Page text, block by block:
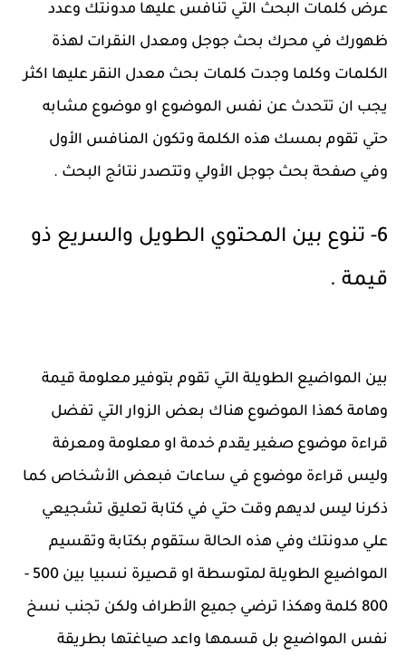
عرض كلمات البحث التي تنافس عليها مدونتك وعدد
ظهورك في محرك بحث جوجل ومعدل النقرات لهذة
الكلمات وكلما وجدت كلمات بحث معدل النقر عليها اكثر
يجب ان تتحدث عن نفس الموضوع او موضوع مشابه
حتي تقوم بمسك هذه الكلمة وتكون المنافس الأول
وفي صفحة بحث جوجل الأولي وتتصدر نتائج البحث .
6- تنوع بين المحتوي الطويل والسريع ذو
قيمة .
بين المواضيع الطويلة التي تقوم بتوفير معلومة قيمة
وهامة كهذا الموضوع هناك بعض الزوار التي تفضل
قراءة موضوع صغير يقدم خدمة او معلومة ومعرفة
وليس قراءة موضوع في ساعات فبعض الأشخاص كما
ذكرنا ليس لديهم وقت حتي في كتابة تعليق تشجيعي
علي مدونتك وفي هذه الحالة ستقوم بكتابة وتقسيم
المواضيع الطويلة لمتوسطة او قصيرة نسبيا بين 500 -
800 كلمة وهكذا ترضي جميع الأطراف ولكن تجنب نسخ
نفس المواضيع بل قسمها واعد صياغتها بطريقة